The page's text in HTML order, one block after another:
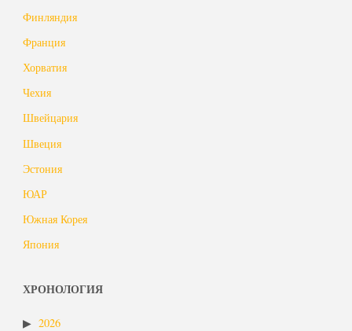
Финляндия
Франция
Хорватия
Чехия
Швейцария
Швеция
Эстония
ЮАР
Южная Корея
Япония
ХРОНОЛОГИЯ
2026